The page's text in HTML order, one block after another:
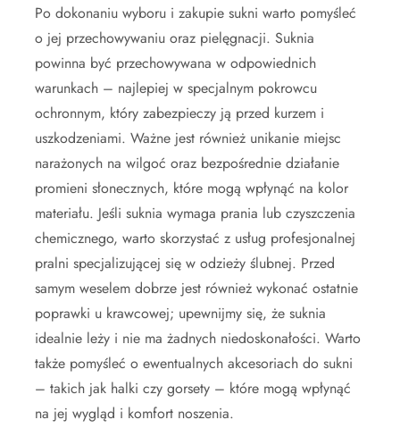
Po dokonaniu wyboru i zakupie sukni warto pomyśleć
o jej przechowywaniu oraz pielęgnacji. Suknia
powinna być przechowywana w odpowiednich
warunkach – najlepiej w specjalnym pokrowcu
ochronnym, który zabezpieczy ją przed kurzem i
uszkodzeniami. Ważne jest również unikanie miejsc
narażonych na wilgoć oraz bezpośrednie działanie
promieni słonecznych, które mogą wpłynąć na kolor
materiału. Jeśli suknia wymaga prania lub czyszczenia
chemicznego, warto skorzystać z usług profesjonalnej
pralni specjalizującej się w odzieży ślubnej. Przed
samym weselem dobrze jest również wykonać ostatnie
poprawki u krawcowej; upewnijmy się, że suknia
idealnie leży i nie ma żadnych niedoskonałości. Warto
także pomyśleć o ewentualnych akcesoriach do sukni
– takich jak halki czy gorsety – które mogą wpłynąć
na jej wygląd i komfort noszenia.